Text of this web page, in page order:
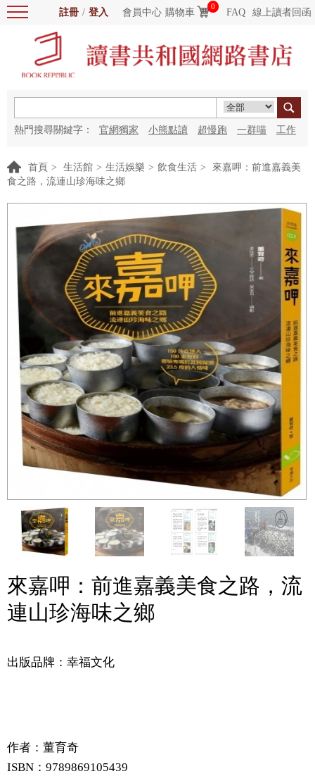
註冊 / 登入 會員中心 購物車
0
FAQ 線上讀者回函
熱門搜尋關鍵字： 官網獨家 小熊點讀 超慢跑 一群喵 工作
首頁 > 生活館 > 生活娛樂 > 飲食生活 >
來嘉呷：前進嘉義美
食之路，流連山珍海味之鄉
來嘉呷：前進嘉義美食之路，流
連山珍海味之鄉
出版品牌：幸福文化
作者： 董育奇
ISBN：9789869105439